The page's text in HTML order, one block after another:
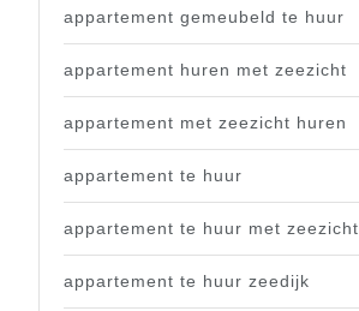
appartement gemeubeld te huur
appartement huren met zeezicht
appartement met zeezicht huren
appartement te huur
appartement te huur met zeezicht
appartement te huur zeedijk